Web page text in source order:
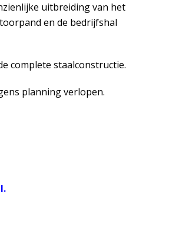
uitbreiding van het
en de bedrijfshal
complete staalconstructie.
planning verlopen.